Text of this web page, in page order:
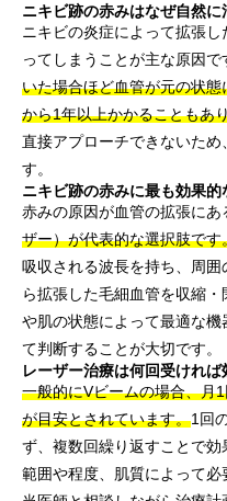
ニキビ跡の赤みはなぜ自然に
ニキビの炎症によって拡張
ってしまうことが主な原因で
いた場合ほど血管が元の状
から1年以上かかることもあ
直接アプローチできないた
す。
ニキビ跡の赤みに最も効果
赤みの原因が血管の拡張にあ
ザー）が代表的な選択肢です
吸収される波長を持ち、周
ら拡張した毛細血管を収縮
や肌の状態によって最適な
て判断することが大切です。
レーザー治療は何回受ければ
一般的にVビームの場合、月
が目安とされています。1回
ず、複数回繰り返すことで
範囲や程度、肌質によって